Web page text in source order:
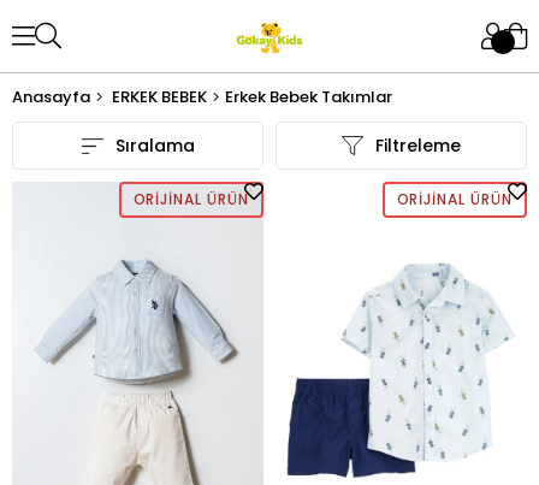
Anasayfa ERKEK BEBEK Erkek Bebek Takımlar
Filtreleme
Sıralama
ORIJINAL ÜRÜN ORIJINAL ÜRÜN